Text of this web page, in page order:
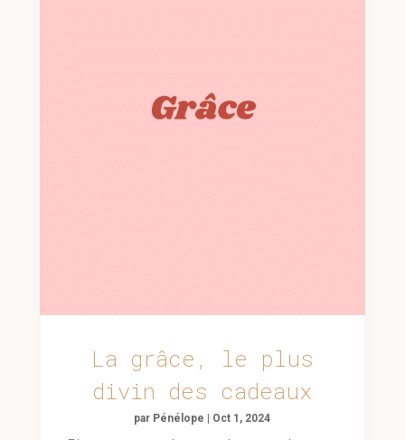
La grâce, le plus
divin des cadeaux
par Pénélope | Oct 1, 2024